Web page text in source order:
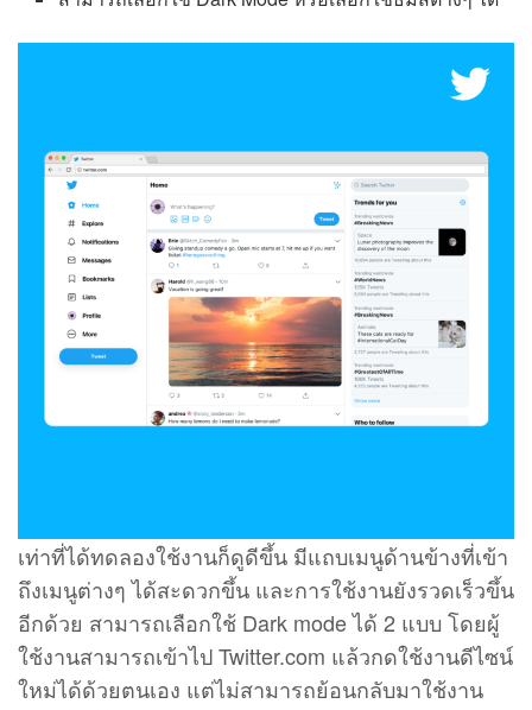
เท่าที่ได้ทดลองใช้งานก็ดูดีขึ้น มีแถบเมนูด้านข้างที่เข้า
ถึงเมนูต่างๆ ได้สะดวกขึ้น และการใช้งานยังรวดเร็วขึ้น
อีกด้วย สามารถเลือกใช้ Dark mode ได้ 2 แบบ โดยผู้
ใช้งานสามารถเข้าไป Twitter.com แล้วกดใช้งานดีไซน์
ใหม่ได้ด้วยตนเอง แต่ไม่สามารถย้อนกลับมาใช้งาน